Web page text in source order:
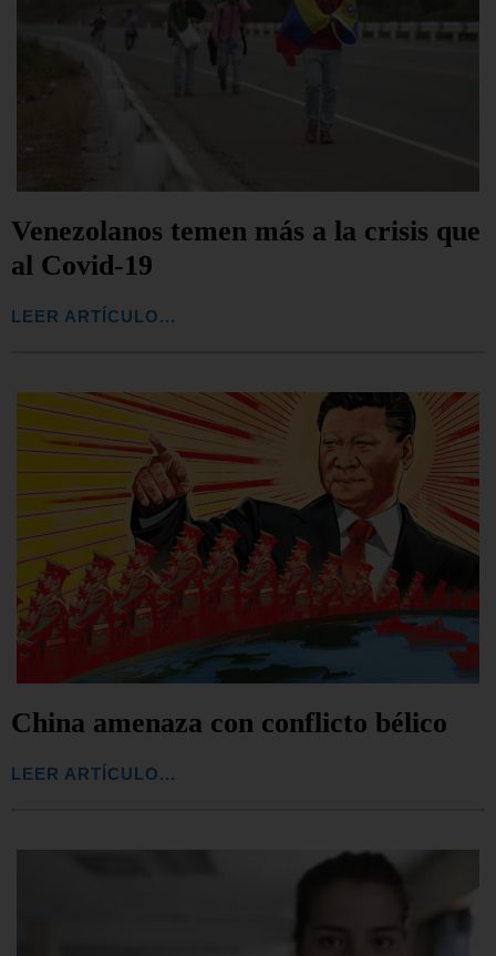
Venezolanos temen más a la crisis que
al Covid-19
LEER ARTÍCULO...
China amenaza con conflicto bélico
LEER ARTÍCULO...